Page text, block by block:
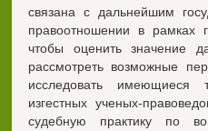
связана с дальнейшим
правоотношении в рамках
чтобы оценить значение
рассмотреть возможные
исследовать имеющиеся
изгестных ученых-
судебную практику по